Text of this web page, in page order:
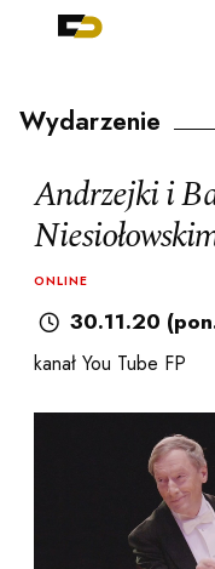
Wydarzenie
Andrzejki i
ONLINE
30.11.20
kanał You Tube FP